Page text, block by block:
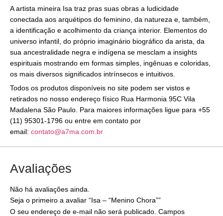
A artista mineira Isa traz pras suas obras a ludicidade
conectada aos arquétipos do feminino, da natureza e, também,
a identificação e acolhimento da criança interior. Elementos do
universo infantil, do próprio imaginário biográfico da arista, da
sua ancestralidade negra e indígena se mesclam a insights
espirituais mostrando em formas simples, ingênuas e coloridas,
os mais diversos significados intrínsecos e intuitivos.
Todos os produtos disponíveis no site podem ser vistos e
retirados no nosso endereço físico Rua Harmonia 95C Vila
Madalena São Paulo. Para maiores informações ligue para +55
(11) 95301-1796 ou entre em contato por
email: contato@a7ma.com.br
Avaliações
Não há avaliações ainda.
Seja o primeiro a avaliar “Isa – “Menino Chora””
O seu endereço de e-mail não será publicado. Campos